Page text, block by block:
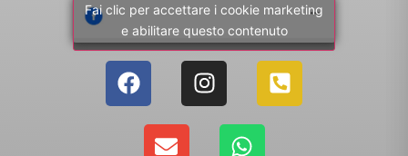
Fai clic per accettare i cookie marketing
e abilitare questo contenuto